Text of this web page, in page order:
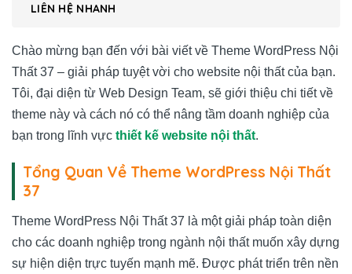
LIÊN HỆ NHANH
Chào mừng bạn đến với bài viết về Theme WordPress Nội
Thất 37 – giải pháp tuyệt vời cho website nội thất của bạn.
Tôi, đại diện từ Web Design Team, sẽ giới thiệu chi tiết về
theme này và cách nó có thể nâng tầm doanh nghiệp của
bạn trong lĩnh vực thiết kế website nội thất.
Tổng Quan Về Theme WordPress Nội Thất
37
Theme WordPress Nội Thất 37 là một giải pháp toàn diện
cho các doanh nghiệp trong ngành nội thất muốn xây dựng
sự hiện diện trực tuyến mạnh mẽ. Được phát triển trên nền